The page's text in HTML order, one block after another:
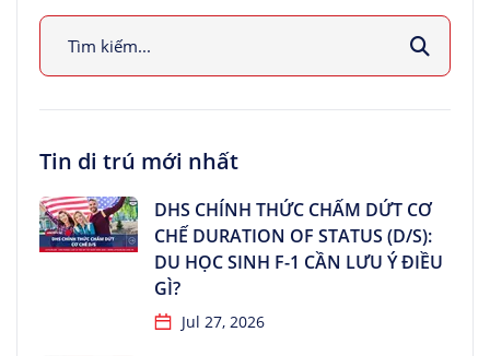
Tin di trú mới nhất
DHS CHÍNH THỨC CHẤM DỨT CƠ
CHẾ DURATION OF STATUS (D/S):
DU HỌC SINH F-1 CẦN LƯU Ý ĐIỀU
GÌ?
Jul 27, 2026